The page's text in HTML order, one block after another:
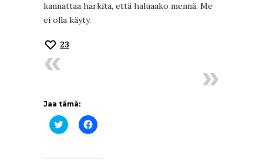
kannattaa harkita, että haluaako mennä. Me
ei olla käyty.
23
Jaa tämä:
Jaa
Twitterissä(Avautuu
Jaa
Facebookissa(Avautuu